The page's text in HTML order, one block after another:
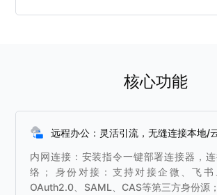
核心功能
远程办公：灵活引流，无缝连接本地/
内网连接：安装指令一键部署连接器，
络； 身份对接：支持对接企微、飞书
OAuth2.0、SAML、CAS等第三方身份源